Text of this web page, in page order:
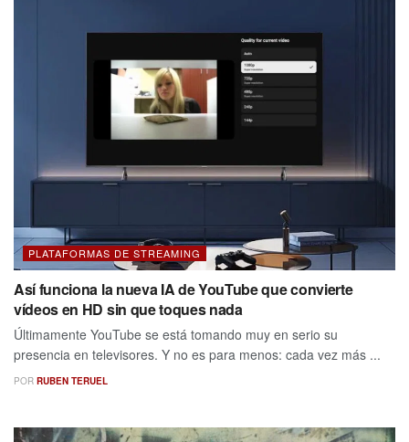
PLATAFORMAS DE STREAMING
Así funciona la nueva IA de YouTube que convierte
vídeos en HD sin que toques nada
Últimamente YouTube se está tomando muy en serio su
presencia en televisores. Y no es para menos: cada vez más ...
POR RUBEN TERUEL